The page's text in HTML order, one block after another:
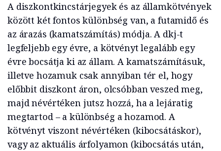
A diszkontkincstárjegyek és az államkötvények
között két fontos különbség van, a futamidő és
az árazás (kamatszámítás) módja. A dkj-t
legfeljebb egy évre, a kötvényt legalább egy
évre bocsátja ki az állam. A kamatszámításuk,
illetve hozamuk csak annyiban tér el, hogy
előbbit diszkont áron, olcsóbban veszed meg,
majd névértéken jutsz hozzá, ha a lejáratig
megtartod – a különbség a hozamod. A
kötvényt viszont névértéken (kibocsátáskor),
vagy az aktuális árfolyamon (kibocsátás után,